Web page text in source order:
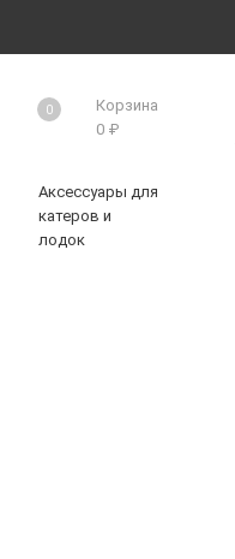
0
Корзина
0 ₽
Аксессуары для
катеров и
лодок